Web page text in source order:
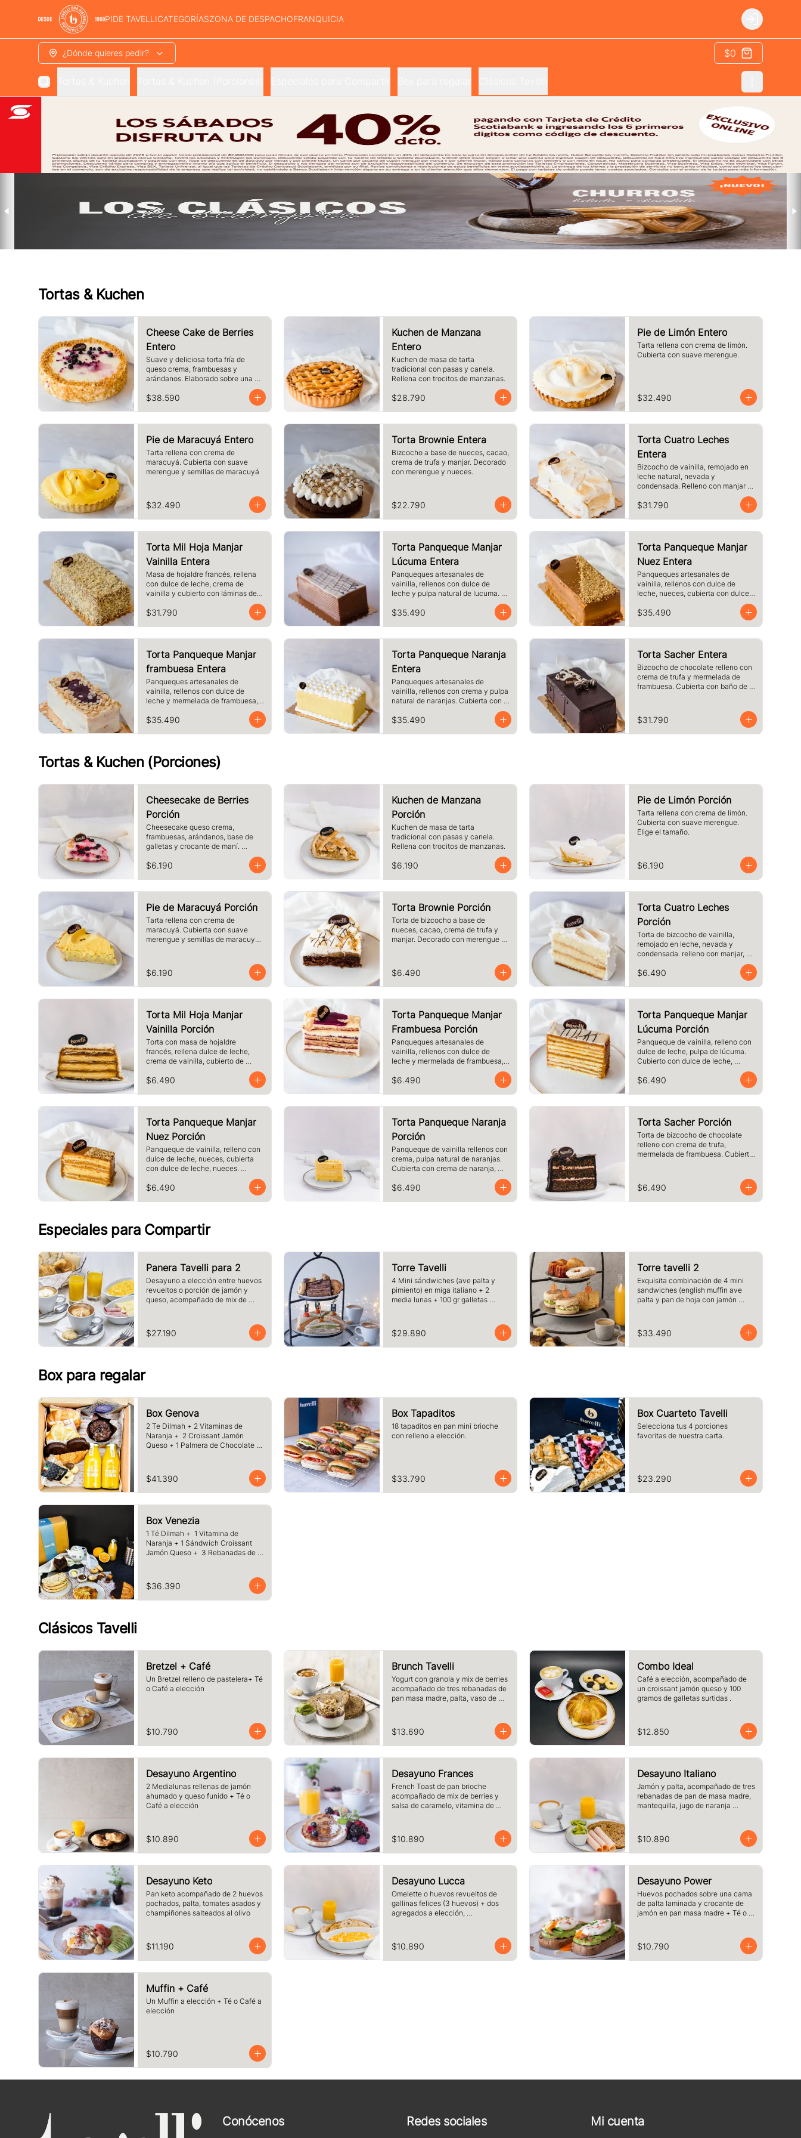
PIDE TAVELLICATEGORÍASZONA DE DESPACHOFRANQUICIA Login
¿Dónde quieres pedir? $0
Tortas & Kuchen
Cheese Cake de Berries
Entero
Suave y deliciosa torta fría de
queso crema, frambuesas y
arándanos. Elaborado sobre una
base de galletas y decorado con
crocante de maní.
$38.590
Kuchen de Manzana
Entero
Kuchen de masa de tarta
tradicional con pasas y canela.
Rellena con trocitos de manzanas.
$28.790
Pie de Limón Entero
Tarta rellena con crema de limón.
Cubierta con suave merengue.
$32.490
Pie de Maracuyá Entero
Tarta rellena con crema de
maracuyá. Cubierta con suave
merengue y semillas de maracuyá
$32.490
Torta Brownie Entera
Bizcocho a base de nueces, cacao,
crema de trufa y manjar. Decorado
con merengue y nueces.
$22.790
Torta Cuatro Leches
Entera
Bizcocho de vainilla, remojado en
leche natural, nevada y
condensada. Relleno con manjar y
$31.790
Torta Mil Hoja Manjar
Vainilla Entera
Masa de hojaldre francés, rellena
con dulce de leche, crema de
vainilla y cubierto con láminas de
$31.790
Torta Panqueque Manjar
Lúcuma Entera
Panqueques artesanales de
vainilla, rellenos con dulce de
leche y pulpa natural de lucuma.
chocolate blanco.
$35.490
Torta Panqueque Manjar
Nuez Entera
Panqueques artesanales de
vainilla, rellenos con dulce de
leche, nueces, cubierta con dulce
$35.490
Torta Panqueque Manjar
frambuesa Entera
Panqueques artesanales de
vainilla, rellenos con dulce de
leche y mermelada de frambuesa,
blanco y almendras laminadas
$35.490
Torta Panqueque Naranja
Entera
Panqueques artesanales de
vainilla, rellenos con crema y pulpa
natural de naranjas. Cubierta con
$35.490
Torta Sacher Entera
Bizcocho de chocolate relleno con
crema de trufa y mermelada de
frambuesa. Cubierta con baño de
$31.790
Tortas & Kuchen (Porciones)
Cheesecake de Berries
Porción
Cheesecake queso crema,
frambuesas, arándanos, base de
galletas y crocante de maní.
$6.190
Kuchen de Manzana
Porción
Kuchen de masa de tarta
tradicional con pasas y canela.
Rellena con trocitos de manzanas.
$6.190
Pie de Limón Porción
Tarta rellena con crema de limón.
Cubierta con suave merengue.
Elige el tamaño.
$6.190
Pie de Maracuyá Porción
Tarta rellena con crema de
maracuyá. Cubierta con suave
merengue y semillas de maracuyá.
$6.190
Torta Brownie Porción
Torta de bizcocho a base de
nueces, cacao, crema de trufa y
manjar. Decorado con merengue y
$6.490
Torta Cuatro Leches
Porción
Torta de bizcocho de vainilla,
remojado en leche, nevada y
condensada. relleno con manjar,
cubierto de merengue. tamaño a
elección.
$6.490
Torta Mil Hoja Manjar
Vainilla Porción
Torta con masa de hojaldre
francés, rellena dulce de leche,
crema de vainilla, cubierto de
elección.
$6.490
Torta Panqueque Manjar
Frambuesa Porción
Panqueques artesanales de
vainilla, rellenos con dulce de
leche y mermelada de frambuesa,
blanco y almendras laminadas
$6.490
Torta Panqueque Manjar
Lúcuma Porción
Panqueque de vainilla, relleno con
dulce de leche, pulpa de lúcuma.
Cubierto con dulce de leche,
elección.
$6.490
Torta Panqueque Manjar
Nuez Porción
Panqueque de vainilla, relleno con
dulce de leche, nueces, cubierta
con dulce de leche, nueces.
$6.490
Torta Panqueque Naranja
Porción
Panqueque de vainilla rellenos con
crema, pulpa natural de naranjas.
Cubierta con crema de naranja,
$6.490
Torta Sacher Porción
Torta de bizcocho de chocolate
relleno con crema de trufa,
mermelada de frambuesa. Cubierta
$6.490
Especiales para Compartir
Panera Tavelli para 2
Desayuno a elección entre huevos
revueltos o porción de jamón y
queso, acompañado de mix de
jugo de naranja (125 cc ), y dos
café o té a elección
$27.190
Torre Tavelli
4 Mini sándwiches (ave palta y
pimiento) en miga italiano + 2
media lunas + 100 gr galletas
$29.890
Torre tavelli 2
Exquisita combinación de 4 mini
sandwiches (english muffin ave
palta y pan de hoja con jamón
frambuesas + 2 café o té + 2 jugos
pequeños.
$33.490
Box para regalar
Box Genova
2 Te Dilmah + 2 Vitaminas de
Naranja +  2 Croissant Jamón
Queso + 1 Palmera de Chocolate +
$41.390
Box Tapaditos
18 tapaditos en pan mini brioche
con relleno a elección.
$33.790
Box Cuarteto Tavelli
Selecciona tus 4 porciones
favoritas de nuestra carta.
$23.290
Box Venezia
1 Té Dilmah +  1 Vitamina de
Naranja + 1 Sándwich Croissant
Jamón Queso +  3 Rebanadas de
Chocolate, +1 Muffin Artesanal
+100 gr de Galletas Surtida.
$36.390
Clásicos Tavelli
Bretzel + Café
Un Bretzel relleno de pastelera+ Té
o Café a elección
$10.790
Brunch Tavelli
Yogurt con granola y mix de berries
acompañado de tres rebanadas de
pan masa madre, palta, vaso de
$13.690
Combo Ideal
Café a elección, acompañado de
un croissant jamón queso y 100
gramos de galletas surtidas .
$12.850
Desayuno Argentino
2 Medialunas rellenas de jamón
ahumado y queso funido + Té o
Café a elección
$10.890
Desayuno Frances
French Toast de pan brioche
acompañado de mix de berries y
salsa de caramelo, vitamina de
$10.890
Desayuno Italiano
Jamón y palta, acompañado de tres
rebanadas de pan de masa madre,
mantequilla, jugo de naranja
$10.890
Desayuno Keto
Pan keto acompañado de 2 huevos
pochados, palta, tomates asados y
champiñones salteados al olivo
$11.190
Desayuno Lucca
Omelette o huevos revueltos de
gallinas felices (3 huevos) + dos
agregados a elección,
vaso de jugo de naranja (125cc) y
té o café a elección.
$10.890
Desayuno Power
Huevos pochados sobre una cama
de palta laminada y crocante de
jamón en pan masa madre + Té o
$10.790
Muffin + Café
Un Muffin a elección + Té o Café a
elección
$10.790
Conócenos Redes sociales Mi cuenta